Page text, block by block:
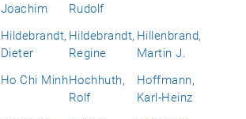
Joachim
Rudolf
Hildebrandt,
Dieter
Hildebrandt,
Regine
Hillenbrand,
Martin J.
Ho Chi MinhHochhuth,
Rolf
Hoffmann,
Karl-Heinz